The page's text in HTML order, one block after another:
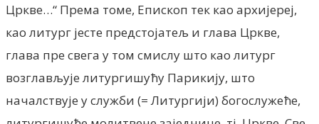
Цркве…“ Према томе, Епископ тек као архијереј,
као литург јесте предстојатељ и глава Цркве,
глава пре свега у том смислу што као литург
возглављује литургишућу Парикију, што
началствује у служби (= Литургији) богослужеће,